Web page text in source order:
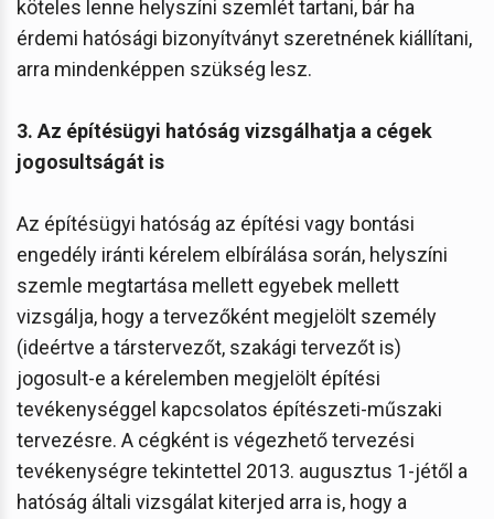
köteles lenne helyszíni szemlét tartani, bár ha
érdemi hatósági bizonyítványt szeretnének kiállítani,
arra mindenképpen szükség lesz.
3. Az építésügyi hatóság vizsgálhatja a cégek
jogosultságát is
Az építésügyi hatóság az építési vagy bontási
engedély iránti kérelem elbírálása során, helyszíni
szemle megtartása mellett egyebek mellett
vizsgálja, hogy a tervezőként megjelölt személy
(ideértve a társtervezőt, szakági tervezőt is)
jogosult-e a kérelemben megjelölt építési
tevékenységgel kapcsolatos építészeti-műszaki
tervezésre. A cégként is végezhető tervezési
tevékenységre tekintettel 2013. augusztus 1-jétől a
hatóság általi vizsgálat kiterjed arra is, hogy a